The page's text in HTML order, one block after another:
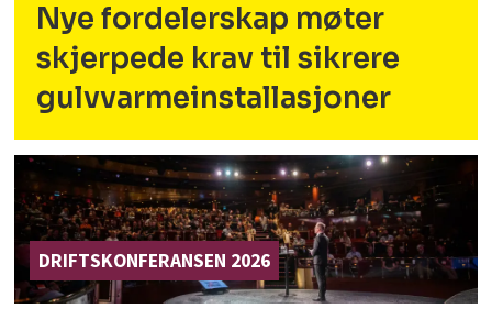
Nye fordelerskap møter
skjerpede krav til sikrere
gulvvarmeinstallasjoner
DRIFTSKONFERANSEN 2026